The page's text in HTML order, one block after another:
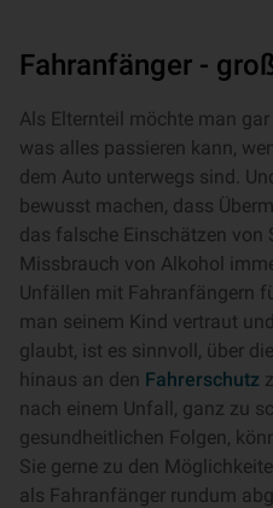
Fahranfänger -
Als Elternteil möchte man
was alles passieren kann,
dem Auto unterwegs sind.
bewusst machen, dass
das falsche Einschätzen von
Missbrauch von Alkohol
Unfällen mit Fahranfängern
man seinem Kind vertraut
glaubt, ist es sinnvoll, über
hinaus an den Fahrerschutz
nach einem Unfall, ganz zu
gesundheitlichen Folgen,
Sie gerne zu den
als Fahranfänger rundum